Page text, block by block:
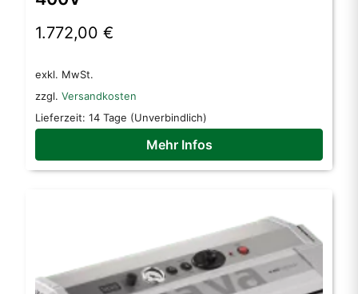
1.772,00 €
exkl. MwSt.
zzgl. Versandkosten
Lieferzeit: 14 Tage (Unverbindlich)
Mehr Infos